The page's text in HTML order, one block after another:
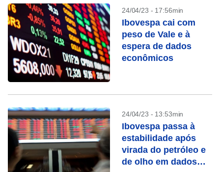
24/04/23 - 17:56min
Ibovespa cai com
peso de Vale e à
espera de dados
econômicos
24/04/23 - 13:53min
Ibovespa passa à
estabilidade após
virada do petróleo e
de olho em dados